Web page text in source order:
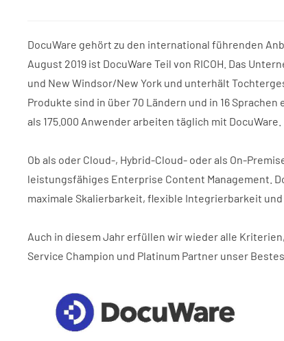
DocuWare gehört zu den international führenden
August 2019 ist DocuWare Teil von RICOH. Das
und New Windsor/New York und unterhält
Produkte sind in über 70 Ländern und in 16
als 175.000 Anwender arbeiten täglich mit DocuWare.
Ob als oder Cloud-, Hybrid-Cloud- oder als On-
leistungsfähiges Enterprise Content Management.
maximale Skalierbarkeit, flexible Integrierbarkeit
Auch in diesem Jahr erfüllen wir wieder alle
Service Champion und Platinum Partner unser Bestes